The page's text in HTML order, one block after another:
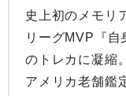
史上初のメモリ
リーグMVP『
のトレカに凝縮。
アメリカ老舗鑑